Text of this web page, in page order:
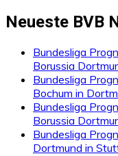
Neueste BVB
Bundesliga
Borussia
Bundesliga
Bochum in
Bundesliga
Borussia
Bundesliga
Dortmund in